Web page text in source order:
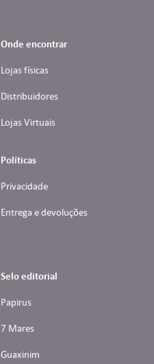
Onde encontrar
Lojas físicas
Distribuidores
Lojas Virtuais
Políticas
Privacidade
Entrega e devoluções
Selo editorial
Papirus
7 Mares
Guaxinim